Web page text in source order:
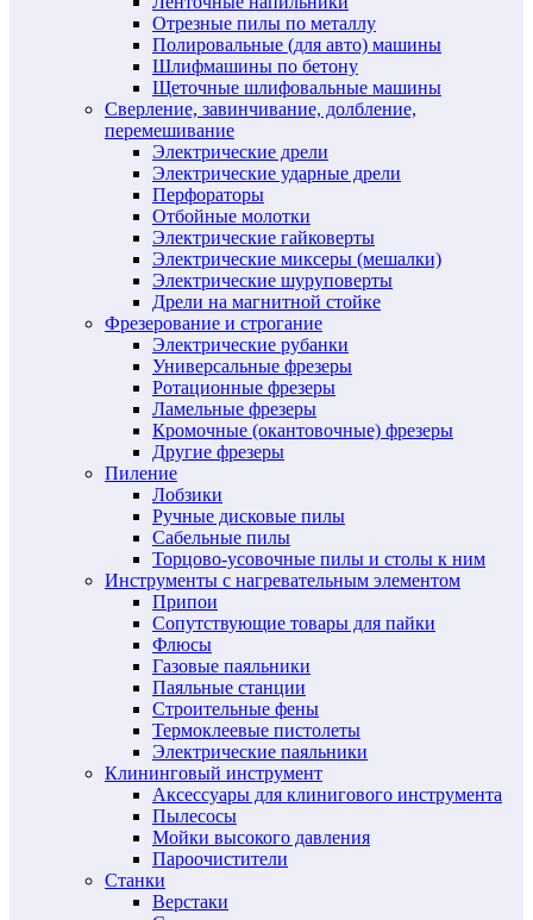
Отрезные пилы по металлу
Полировальные (для авто) машины
Шлифмашины по бетону
Щеточные шлифовальные машины
Сверление, завинчивание, долбление,
перемешивание
Электрические дрели
Электрические ударные дрели
Перфораторы
Отбойные молотки
Электрические гайковерты
Электрические миксеры (мешалки)
Электрические шуруповерты
Дрели на магнитной стойке
Фрезерование и строгание
Электрические рубанки
Универсальные фрезеры
Ротационные фрезеры
Ламельные фрезеры
Кромочные (окантовочные) фрезеры
Другие фрезеры
Пиление
Лобзики
Ручные дисковые пилы
Сабельные пилы
Торцово-усовочные пилы и столы к ним
Инструменты с нагревательным элементом
Припои
Сопутствующие товары для пайки
Флюсы
Газовые паяльники
Паяльные станции
Строительные фены
Термоклеевые пистолеты
Электрические паяльники
Клининговый инструмент
Аксессуары для клинигового инструмента
Пылесосы
Мойки высокого давления
Пароочистители
Станки
Верстаки